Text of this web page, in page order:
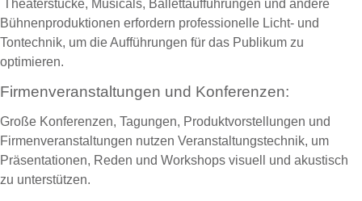
Theaterstücke, Musicals, Ballettaufführungen und andere
Bühnenproduktionen erfordern professionelle Licht- und
Tontechnik, um die Aufführungen für das Publikum zu
optimieren.
Firmenveranstaltungen und Konferenzen:
Große Konferenzen, Tagungen, Produktvorstellungen und
Firmenveranstaltungen nutzen Veranstaltungstechnik, um
Präsentationen, Reden und Workshops visuell und akustisch
zu unterstützen.